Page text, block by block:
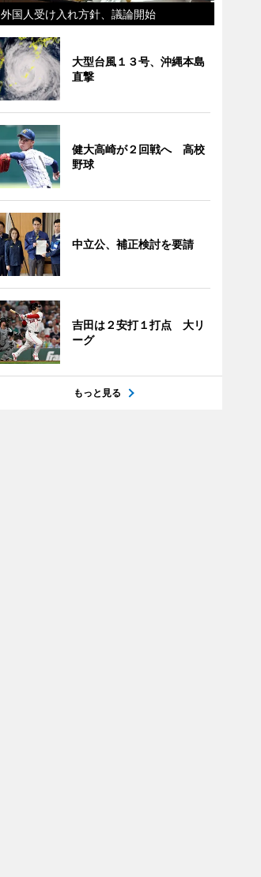
外国人受け入れ方針、議論開始
大型台風１３号、沖縄本島
直撃
健大高崎が２回戦へ 高校
野球
中立公、補正検討を要請
吉田は２安打１打点 大リ
ーグ
もっと見る